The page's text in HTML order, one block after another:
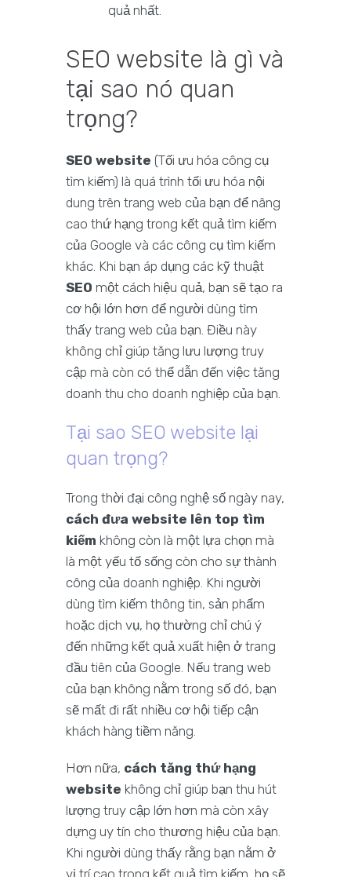
quả nhất.
SEO website là gì và
tại sao nó quan
trọng?
SEO website (Tối ưu hóa công cụ
tìm kiếm) là quá trình tối ưu hóa nội
dung trên trang web của bạn để nâng
cao thứ hạng trong kết quả tìm kiếm
của Google và các công cụ tìm kiếm
khác. Khi bạn áp dụng các kỹ thuật
SEO một cách hiệu quả, bạn sẽ tạo ra
cơ hội lớn hơn để người dùng tìm
thấy trang web của bạn. Điều này
không chỉ giúp tăng lưu lượng truy
cập mà còn có thể dẫn đến việc tăng
doanh thu cho doanh nghiệp của bạn.
Tại sao SEO website lại
quan trọng?
Trong thời đại công nghệ số ngày nay,
cách đưa website lên top tìm
kiếm không còn là một lựa chọn mà
là một yếu tố sống còn cho sự thành
công của doanh nghiệp. Khi người
dùng tìm kiếm thông tin, sản phẩm
hoặc dịch vụ, họ thường chỉ chú ý
đến những kết quả xuất hiện ở trang
đầu tiên của Google. Nếu trang web
của bạn không nằm trong số đó, bạn
sẽ mất đi rất nhiều cơ hội tiếp cận
khách hàng tiềm năng.
Hơn nữa, cách tăng thứ hạng
website không chỉ giúp bạn thu hút
lượng truy cập lớn hơn mà còn xây
dựng uy tín cho thương hiệu của bạn.
Khi người dùng thấy rằng bạn nằm ở
vị trí cao trong kết quả tìm kiếm, họ sẽ